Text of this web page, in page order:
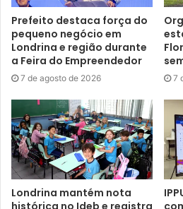
Gostei
Etiquetas Aldir Blanc
Prefeito destaca força do
pequeno negócio em
Londrina e região durante
a Feira do Empreendedor
7 de agosto de 2026 7
Londrina mantém nota
histórica no Ideb e registra